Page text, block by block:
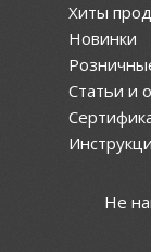
Хиты
Новинки
Статьи и
Не